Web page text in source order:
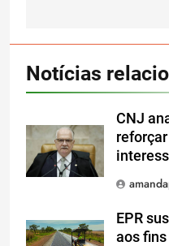
Notícias
CNJ
EPR
aos